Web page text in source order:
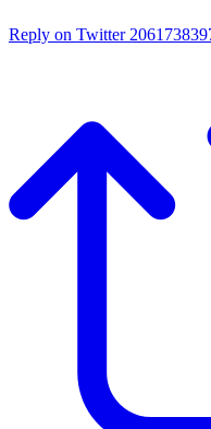
Reply on Twitter